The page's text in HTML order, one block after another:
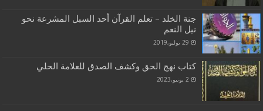
جنة الخلد – تعلم القرآن أحد السبل المشرعة نحو
نيل النعم
29 يوليو,2019
كتاب نهج الحق وكشف الصدق للعلامة الحلي
2 يونيو,2023